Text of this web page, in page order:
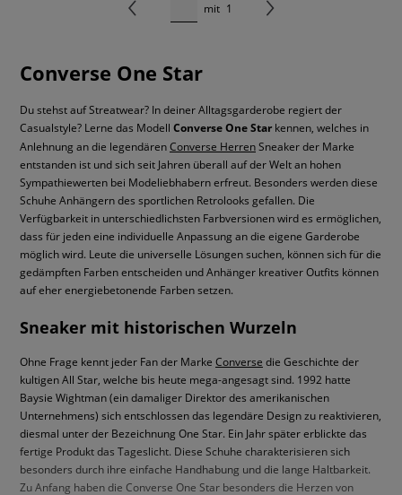
mit 1
Converse One Star
Du stehst auf Streatwear? In deiner Alltagsgarderobe regiert der
Casualstyle? Lerne das Modell Converse One Star kennen, welches in
Anlehnung an die legendärenConverse HerrenSneaker der Marke
entstanden ist und sich seit Jahren überall auf der Welt an hohen
Sympathiewerten bei Modeliebhabern erfreut. Besonders werden diese
Schuhe Anhängern des sportlichen Retrolooks gefallen. Die
Verfügbarkeit in unterschiedlichsten Farbversionen wird es ermöglichen,
dass für jeden eine individuelle Anpassung an die eigene Garderobe
möglich wird. Leute die universelle Lösungen suchen, können sich für die
gedämpften Farben entscheiden und Anhänger kreativer Outfits können
auf eher energiebetonende Farben setzen.
Sneaker mit historischen Wurzeln
Ohne Frage kennt jeder Fan der Marke Converse die Geschichte der
kultigen All Star, welche bis heute mega-angesagt sind. 1992 hatte
Baysie Wightman (ein damaliger Direktor des amerikanischen
Unternehmens) sich entschlossen das legendäre Design zu reaktivieren,
diesmal unter der Bezeichnung One Star. Ein Jahr später erblickte das
fertige Produkt das Tageslicht. Diese Schuhe charakterisieren sich
besonders durch ihre einfache Handhabung und die lange Haltbarkeit.
Zu Anfang haben die Converse One Star besonders die Herzen von